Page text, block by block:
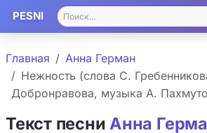
PESNI
Главная
Анна Герман
Нежность (слова С.
Добронравова, музыка А.
Текст песни Анна